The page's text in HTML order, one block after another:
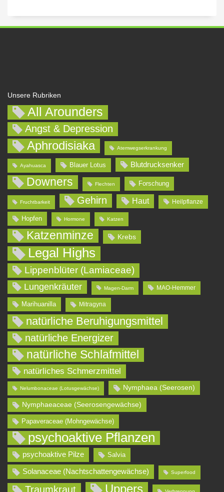
Unsere Rubriken
All Arounders
Angst & Depression
Aphrodisiaka Atemwegserkrankung
Ayahuasca Blauer Lotus Blutdrucksenker
Downers Flechten Forschung
Fruchtbarkeit Gehirn Haut Heilpflanze
Hopfen Hormone Katzen
Katzenminze Krebs
Legal Highs
Lippenblüter (Lamiaceae)
Lungenkräuter Magen-Darm MAO-Hemmer
Marihuanilla Mitragyna
natürliche Beruhigungsmittel
natürliche Energizer
natürliche Schlafmittel
natürliches Schmerzmittel
Nelumbonaceae (Lotusgewächse) Nymphaea (Seerosen)
Nymphaeaceae (Seerosengewächse)
Papaveraceae (Mohngewächse)
psychoaktive Pflanzen
psychoaktive Pilze Salvia
Solanaceae (Nachtschattengewächse) Superfood
Traumkraut Uppers